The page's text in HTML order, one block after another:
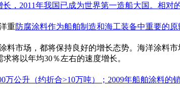
，2011年我国已成为世界第一造船大国。相对
重防腐涂料作为船舶制造和海工装备中重要的
市场，都将保持良好的增长态势。海洋涂料
将以年均30％左右的速度增长。
万公升（约折合>10万吨）；2009年船舶涂料